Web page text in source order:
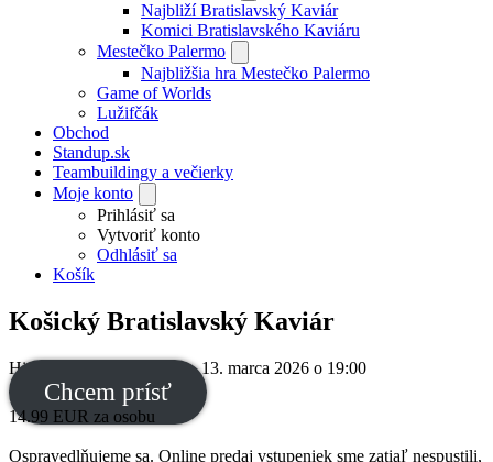
Najbliží Bratislavský Kaviár
Komici Bratislavského Kaviáru
Mestečko Palermo
Najbližšia hra Mestečko Palermo
Game of Worlds
Lužifčák
Obchod
Standup.sk
Teambuildingy a večierky
Moje konto
Prihlásiť sa
Vytvoriť konto
Odhlásiť sa
Košík
Košický Bratislavský Kaviár
Historická radnica Košice,13. marca 2026 o 19:00
Chcem prísť
14.99 EUR za osobu
Ospravedlňujeme sa. Online predaj vstupeniek sme zatiaľ nespustili,